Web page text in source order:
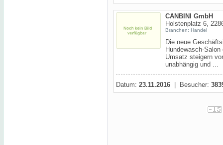
CANBINI GmbH
Holstenplatz 6,
Branchen: Handel
Die neue
Hundewasch-
Umsatz steigern
unabhängig und ...
Datum: 23.11.2016 | Besucher: